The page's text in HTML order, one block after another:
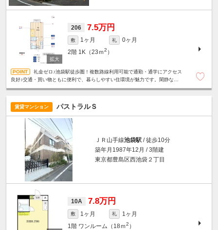
206 7.5万円
敷 1ヶ月 礼
0ヶ月
2階 1K（23ｍ2 ）
礼金ゼロ♪池袋駅徒歩圏！複数路線利用可能で通勤・通学にアクセス
良好♪交通・買い物ともに便利で、暮らしやすい住環境が魅力です。閑静な住
賃貸マンション パストラルＳ
ＪＲ山手線池袋駅 / 徒歩10分
築年月1987年12月 / 3階建
東京都豊島区西池袋２丁目
10A 7.8万円
敷 1ヶ月 礼
1ヶ月
1階 ワンルーム（18ｍ2 ）